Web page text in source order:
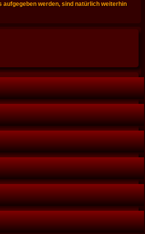
aufgegeben werden, sind natürlich weiterhin